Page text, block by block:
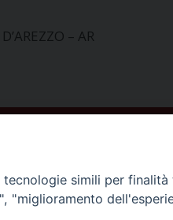
– AR
simili per
"miglioramento